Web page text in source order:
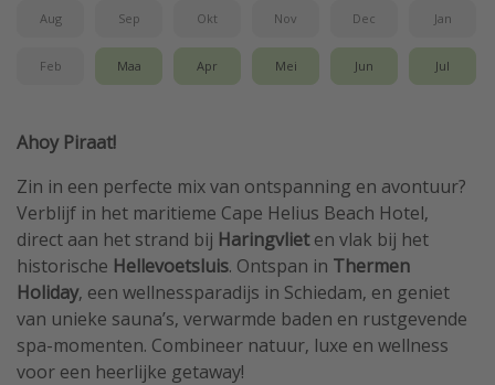
Aug Sep Okt Nov Dec Jan
Feb Maa Apr Mei Jun Jul
Ahoy Piraat!
Zin in een perfecte mix van ontspanning en avontuur?
Verblijf in het maritieme Cape Helius Beach Hotel,
direct aan het strand bij Haringvlieten vlak bij het
historische Hellevoetsluis. Ontspan in Thermen
Holiday, een wellnessparadijs in Schiedam, en geniet
van unieke sauna’s, verwarmde baden en rustgevende
spa-momenten. Combineer natuur, luxe en wellness
voor een heerlijke getaway!